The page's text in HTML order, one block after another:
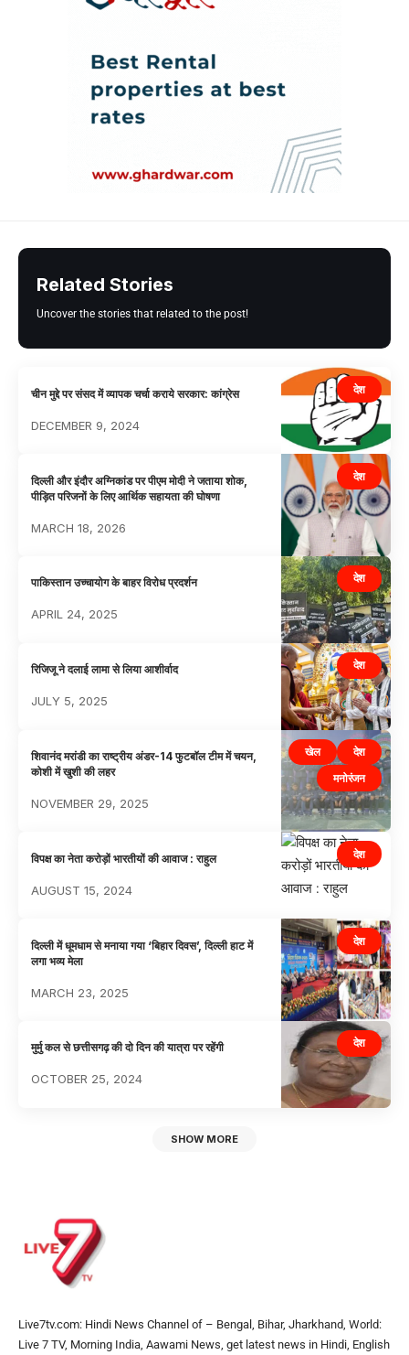
Related Stories
Uncover the stories that related to the post!
देश
चीन मुद्दे पर संसद में व्यापक चर्चा कराये सरकार: कांग्रेस
DECEMBER 9, 2024
देश
दिल्ली और इंदौर अग्निकांड पर पीएम मोदी ने जताया शोक,
पीड़ित परिजनों के लिए आर्थिक सहायता की घोषणा
MARCH 18, 2026
देश
पाकिस्तान उच्चायोग के बाहर विरोध प्रदर्शन
APRIL 24, 2025
देश
रिजिजू ने दलाई लामा से लिया आशीर्वाद
JULY 5, 2025
खेल
देश
मनोरंजन
शिवानंद मरांडी का राष्ट्रीय अंडर-14 फुटबॉल टीम में चयन,
कोशी में खुशी की लहर
NOVEMBER 29, 2025
देश
विपक्ष का नेता करोड़ों भारतीयों की आवाज : राहुल
AUGUST 15, 2024
देश
दिल्ली में धूमधाम से मनाया गया ‘बिहार दिवस’, दिल्ली हाट में
लगा भव्य मेला
MARCH 23, 2025
देश
मुर्मु कल से छत्तीसगढ़ की दो दिन की यात्रा पर रहेंगी
OCTOBER 25, 2024
SHOW MORE
Live7tv.com: Hindi News Channel of – Bengal, Bihar, Jharkhand, World:
Live 7 TV, Morning India, Aawami News, get latest news in Hindi, English